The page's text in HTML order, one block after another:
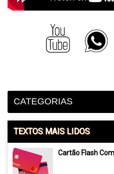
CATEGORIAS
TEXTOS MAIS LIDOS
Cartão Flash